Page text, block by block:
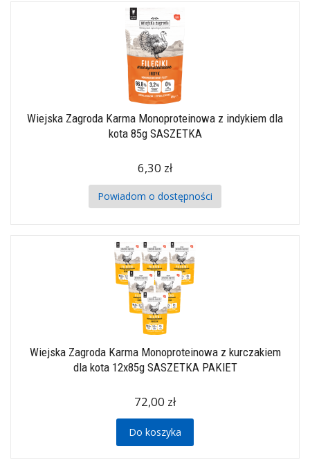
Wiejska Zagroda Karma Monoproteinowa z indykiem dla
kota 85g SASZETKA
6,30 zł
Powiadom o dostępności
Wiejska Zagroda Karma Monoproteinowa z kurczakiem
dla kota 12x85g SASZETKA PAKIET
72,00 zł
Do koszyka